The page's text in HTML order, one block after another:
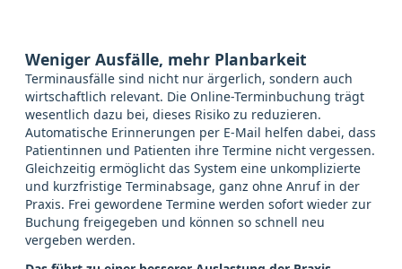
Weniger Ausfälle, mehr Planbarkeit
Terminausfälle sind nicht nur ärgerlich, sondern auch
wirtschaftlich relevant. Die Online-Terminbuchung trägt
wesentlich dazu bei, dieses Risiko zu reduzieren.
Automatische Erinnerungen per E-Mail helfen dabei, dass
Patientinnen und Patienten ihre Termine nicht vergessen.
Gleichzeitig ermöglicht das System eine unkomplizierte
und kurzfristige Terminabsage, ganz ohne Anruf in der
Praxis. Frei gewordene Termine werden sofort wieder zur
Buchung freigegeben und können so schnell neu
vergeben werden.